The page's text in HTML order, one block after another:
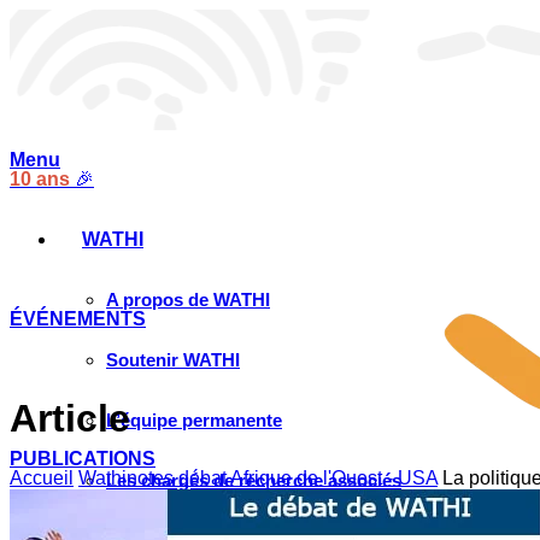
10 ans 🎉
ÉVÉNEMENTS
PUBLICATIONS
Menu
WATHI
A propos de WATHI
Soutenir WATHI
L’équipe permanente
Les chargés de recherche associés
Article
Accueil Wathinotes débat Afrique de l'Ouest - USA La